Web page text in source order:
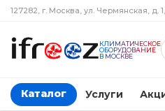
127282, г. Москва, ул. Чермянская, д.
КЛИМАТИЧЕСКОЕ
ОБОРУДОВАНИЕ
В МОСКВЕ
Каталог Услуги